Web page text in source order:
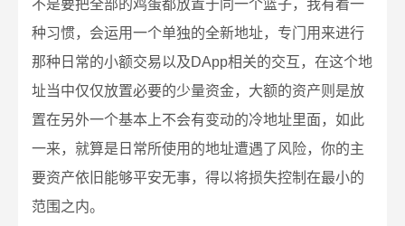
不是要把全部的鸡蛋都放置于同一个篮子，我有着一
种习惯，会运用一个单独的全新地址，专门用来进行
那种日常的小额交易以及DApp相关的交互，在这个地
址当中仅仅放置必要的少量资金，大额的资产则是放
置在另外一个基本上不会有变动的冷地址里面，如此
一来，就算是日常所使用的地址遭遇了风险，你的主
要资产依旧能够平安无事，得以将损失控制在最小的
范围之内。